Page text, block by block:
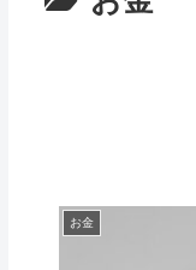
お金